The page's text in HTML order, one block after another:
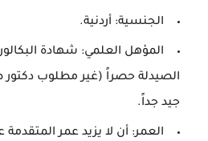
الجنسية: أردنية.
المؤهل العلمي: شهادة
الصيدلة حصراً (غير مطلوب دكتور
جيد جداً.
العمر: أن لا يزيد عمر المتقدمة عن 30